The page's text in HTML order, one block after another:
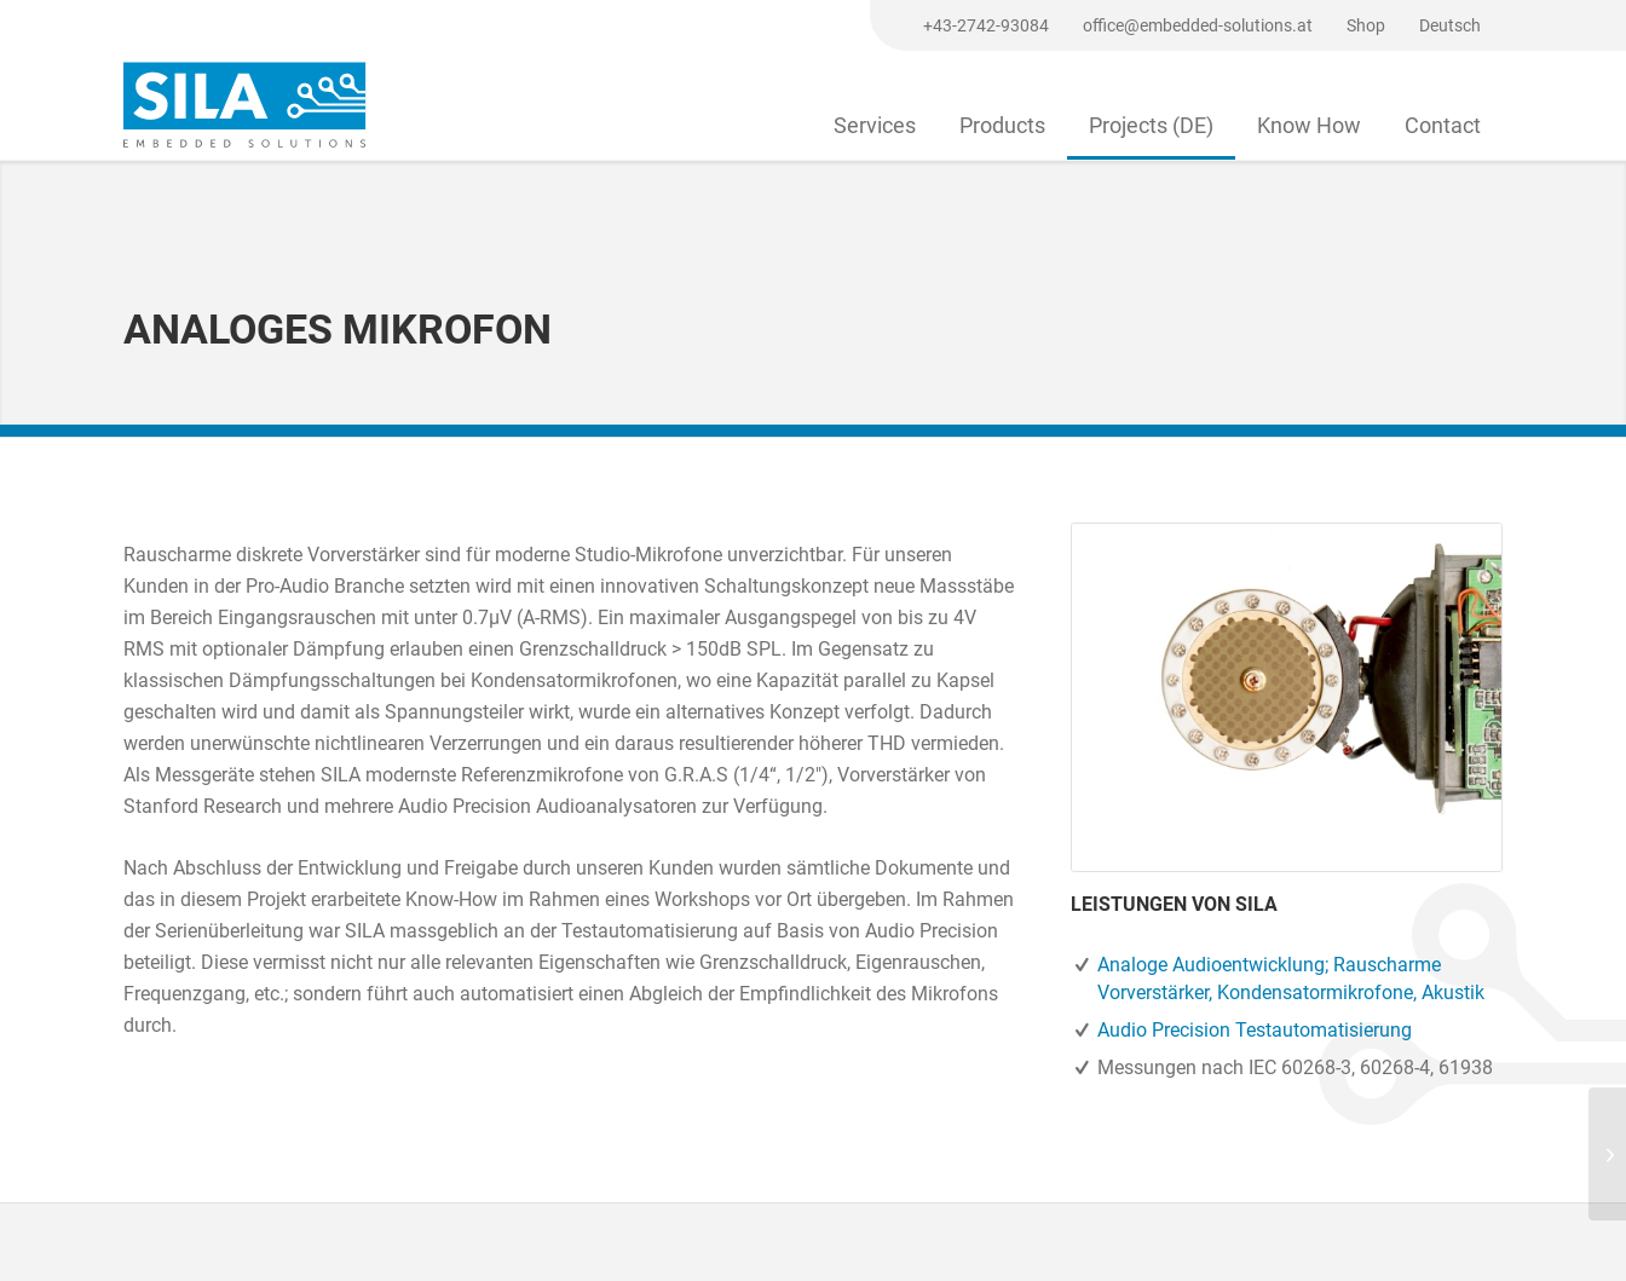
+43-2742-93084 office@embedded-solutions.at Shop Deutsch
Services Products Projects (DE) Know How Contact
ANALOGES MIKROFON
Rauscharme diskrete Vorverstärker sind für moderne Studio-Mikrofone unverzichtbar. Für unseren
Kunden in der Pro-Audio Branche setzten wird mit einen innovativen Schaltungskonzept neue Massstäbe
im Bereich Eingangsrauschen mit unter 0.7µV (A-RMS). Ein maximaler Ausgangspegel von bis zu 4V
RMS mit optionaler Dämpfung erlauben einen Grenzschalldruck > 150dB SPL. Im Gegensatz zu
klassischen Dämpfungsschaltungen bei Kondensatormikrofonen, wo eine Kapazität parallel zu Kapsel
geschalten wird und damit als Spannungsteiler wirkt, wurde ein alternatives Konzept verfolgt. Dadurch
werden unerwünschte nichtlinearen Verzerrungen und ein daraus resultierender höherer THD vermieden.
Als Messgeräte stehen SILA modernste Referenzmikrofone von G.R.A.S (1/4“, 1/2″), Vorverstärker von
Stanford Research und mehrere Audio Precision Audioanalysatoren zur Verfügung.
Nach Abschluss der Entwicklung und Freigabe durch unseren Kunden wurden sämtliche Dokumente und
das in diesem Projekt erarbeitete Know-How im Rahmen eines Workshops vor Ort übergeben. Im Rahmen
der Serienüberleitung war SILA massgeblich an der Testautomatisierung auf Basis von Audio Precision
beteiligt. Diese vermisst nicht nur alle relevanten Eigenschaften wie Grenzschalldruck, Eigenrauschen,
Frequenzgang, etc.; sondern führt auch automatisiert einen Abgleich der Empfindlichkeit des Mikrofons
durch.
LEISTUNGEN VON SILA
Analoge Audioentwicklung; Rauscharme
Vorverstärker, Kondensatormikrofone, Akustik
Audio Precision Testautomatisierung
Messungen nach IEC 60268-3, 60268-4, 61938